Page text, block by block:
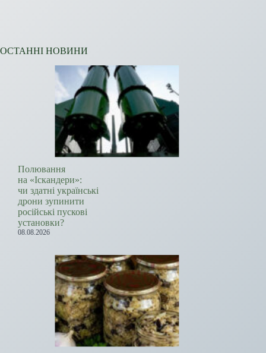
ОСТАННІ НОВИНИ
Полювання
на «Іскандери»:
чи здатні українські
дрони зупинити
російські пускові
установки?
08.08.2026